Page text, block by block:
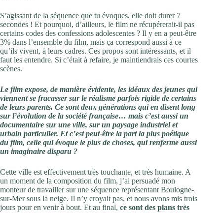
S’agissant de la séquence que tu évoques, elle doit durer 7
secondes ! Et pourquoi, d’ailleurs, le film ne récupérerait-il pas
certains codes des confessions adolescentes ? Il y en a peut-être
3% dans l’ensemble du film, mais ça correspond aussi à ce
qu’ils vivent, à leurs cadres. Ces propos sont intéressants, et il
faut les entendre. Si c’était à refaire, je maintiendrais ces courtes
scènes.
Le film expose, de manière évidente, les idéaux des jeunes qui
viennent se fracasser sur le réalisme parfois rigide de certains
de leurs parents. Ce sont deux générations qui en disent long
sur l’évolution de la société française… mais c’est aussi un
documentaire sur une ville, sur un paysage industriel et
urbain particulier. Et c’est peut-être la part la plus poétique
du film, celle qui évoque le plus de choses, qui renferme aussi
un imaginaire disparu ?
Cette ville est effectivement très touchante, et très humaine. A
un moment de la composition du film, j’ai persuadé mon
monteur de travailler sur une séquence représentant Boulogne-
sur-Mer sous la neige. Il n’y croyait pas, et nous avons mis trois
jours pour en venir à bout. Et au final, ce sont des plans très